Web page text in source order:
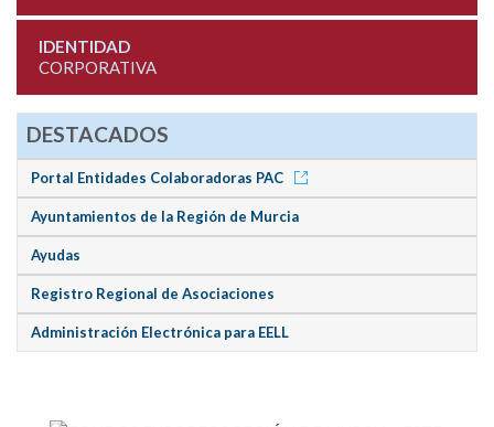
IDENTIDAD
CORPORATIVA
DESTACADOS
Portal Entidades Colaboradoras PAC
Ayuntamientos de la Región de Murcia
Ayudas
Registro Regional de Asociaciones
Administración Electrónica para EELL